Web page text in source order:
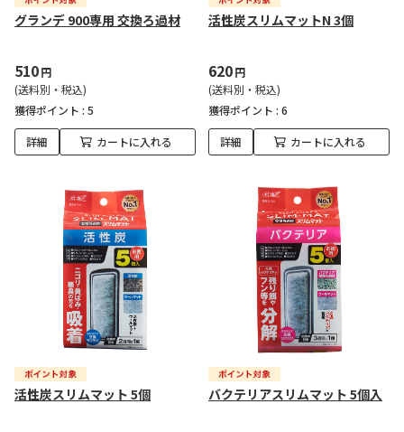
グランデ 900専用 交換ろ過材
510円
(送料別・税込)
獲得ポイント : 5
詳細 カートに入れる
活性炭スリムマットN 3個
620円
(送料別・税込)
獲得ポイント : 6
詳細 カートに入れる
活性炭スリムマット 5個 バクテリアスリムマット 5個入